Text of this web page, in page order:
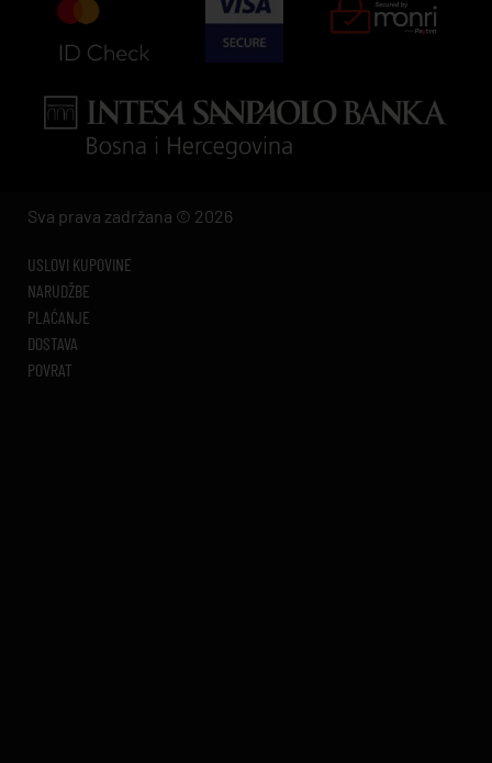
Sva prava zadržana © 2026
USLOVI KUPOVINE
NARUDŽBE
PLAĆANJE
DOSTAVA
POVRAT